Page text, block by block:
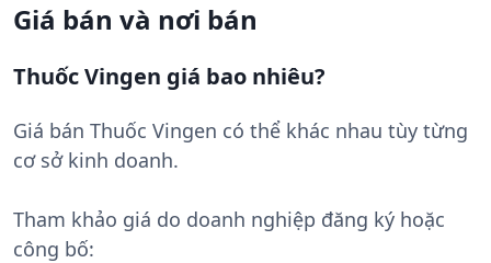
Giá bán và nơi bán
Thuốc Vingen giá bao nhiêu?
Giá bán Thuốc Vingen có thể khác nhau tùy từng
cơ sở kinh doanh.
Tham khảo giá do doanh nghiệp đăng ký hoặc
công bố: